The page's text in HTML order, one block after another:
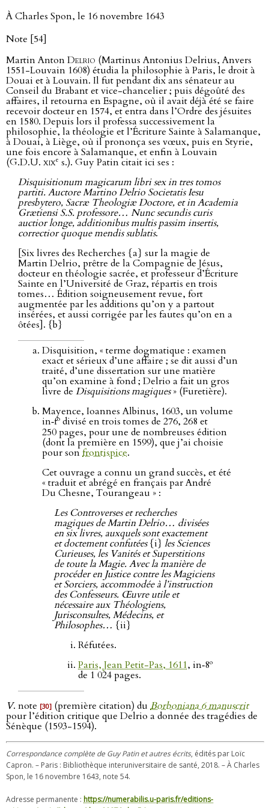
À Charles Spon, le 16 novembre 1643
Note [54]
Martin AntonDelrio (Martinus Antonius Delrius, Anvers
1551-Louvain 1608) étudia la philosophie à Paris, le droit à
Douai et à Louvain. Il fut pendant dix ans sénateur au
Conseil du Brabant et vice-chancelier ; puis dégoûté des
affaires, il retourna en Espagne, où il avait déjà été se faire
recevoir docteur en 1574, et entra dans l’Ordre des jésuites
en 1580. Depuis lors il professa successivement la
philosophie, la théologie et l’Écriture Sainte à Salamanque,
à Douai, à Liège, où il prononça ses vœux, puis en Styrie,
une fois encore à Salamanque, et enfin à Louvain
(G.D.U. xixe s.). Guy Patin citait ici ses :
Disquisitionum magicarum libri sex in tres tomos
partiti. Auctore Martino Delrio Societatis Iesu
presbytero, Sacræ Theologiæ Doctore, et in Academia
Grætiensi S.S. professore… Nunc secundis curis
auctior longe, additionibus multis passim insertis,
correctior quoque mendis sublatis.
[Six livres des Recherches {a} sur la magie de
Martin Delrio, prêtre de la Compagnie de Jésus,
docteur en théologie sacrée, et professeur d’Écriture
Sainte en l’Université de Graz, répartis en trois
tomes… Édition soigneusement revue, fort
augmentée par les additions qu’on y a partout
insérées, et aussi corrigée par les fautes qu’on en a
ôtées]. {b}
Disquisition, « terme dogmatique : examen
exact et sérieux d’une affaire ; se dit aussi d’un
traité, d’une dissertation sur une matière
qu’on examine à fond ; Delrio a fait un gros
livre de Disquisitions magiques» (Furetière).
Mayence, Ioannes Albinus, 1603, un volume
in‑fo divisé en trois tomes de 276, 268 et
250 pages, pour une de nombreuses édition
(dont la première en 1599), que j’ai choisie
pour sonfrontispice.
Cet ouvrage a connu un grand succès, et été
« traduit et abrégé en français par André
Du Chesne, Tourangeau » :
Les Controverses et recherches
magiques de Martin Delrio… divisées
en six livres, auxquels sont exactement
et doctement confutées{i} les Sciences
Curieuses, les Vanités et Superstitions
de toute la Magie. Avec la manière de
procéder en Justice contre les Magiciens
et Sorciers, accommodée à l’instruction
des Confesseurs. Œuvre utile et
nécessaire aux Théologiens,
Jurisconsultes, Médecins, et
Philosophes… {ii}
Réfutées.
Paris, Jean Petit-Pas, 1611, in‑8o
de 1 024 pages.
V. note [30] (première citation) du Borboniana 6 manuscrit
pour l’édition critique que Delrio a donnée des tragédies de
Sénèque (1593-1594).
Correspondance complète de Guy Patin et autres écrits, édités par Loïc
Capron. – Paris : Bibliothèque interuniversitaire de santé, 2018. – À Charles
Spon, le 16 novembre 1643, note 54.
Adresse permanente : https://numerabilis.u-paris.fr/editions-